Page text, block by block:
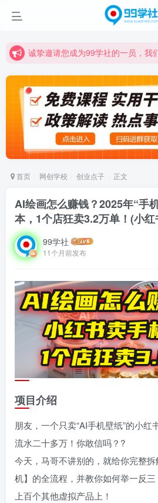
学习路上不孤独，99学社与你同行！分享全网优质VIP资源，炒股教程、创业教程、网络营
学习路上不孤独，99学社与你同行！分享全网优质VIP资源，炒股教程、创业教程、网络营销
首页 网创学校 创业点子 正文
AI绘画怎么赚钱？2025年“手
本，1个店狂卖3.2万单！(小红
99学社
11个月前发布
项目介绍
朋友，一个只卖“AI手机壁纸”的小红
流水二十多万！你敢信吗？?
今天，马哥不讲别的，就给你完整
机】的全流程，并教你如何举一反
上百个其他虚拟产品上！